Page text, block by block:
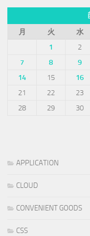
月
火 水
1
2
7
8 9
14
15 16
21
22 23
28
29 30
APPLICATION
CLOUD
CONVENIENT GOODS
CSS